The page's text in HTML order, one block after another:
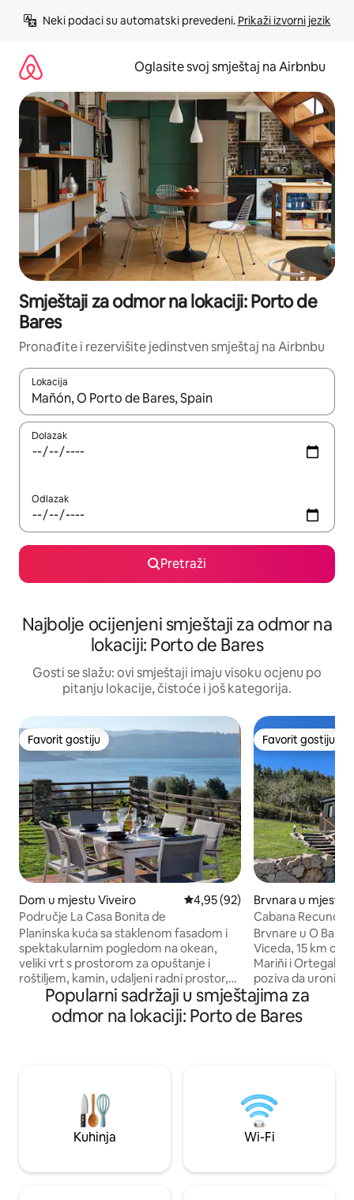
Neki podaci su automatski prevedeni. Prikaži izvorni jezik
Oglasite svoj smještaj na Airbnbu
Smještaji za odmor na lokaciji: Porto de
Bares
Pronađite i rezervišite jedinstven smještaj na Airbnbu
Lokacija
Kad rezultati budu dostupni, krećite se gore i dolje pomoću
Dolazak
Odlazak
Pretraži
Najbolje ocijenjeni smještaji za odmor na
lokaciji: Porto de Bares
Gosti se slažu: ovi smještaji imaju visoku ocjenu po
pitanju lokacije, čistoće i još kategorija.
Favorit gostiju
Favorit gostiju
Dom u mjestu Viveiro Prosječna ocjena: 4,95 od 5,
4,95 (92)
Područje La Casa Bonita de
Planinska kuća sa staklenom fasadom i
spektakularnim pogledom na okean,
veliki vrt s prostorom za opuštanje i
roštiljem, kamin, udaljeni radni prostor,
besplatan Wi-Fi... Prizemlje: velika
dnevna trpezarija, otvorena kuhinja s
ostrvom, vešeraj, kupatilo i izlaz u vrt koji
namještaj će biti dostupan samo u
mjesecima koje vremenski uslovi
dozvoljavaju)
Favorit gostiju
Favorit gostiju
Brvnara u mjestu
Cabana
Brvnare u O
Viceda, 15 km od
Mariñi i Ortegalu. Nekoliko stepenica vas
poziva da uronite
panoramskim
planine, Otvoreni prostor (dnevni
boravak – kuhinja
Fest i Mundo
što su Fuciño do
Estaca de Bares.
Popularni sadržaji u smještajima za
odmor na lokaciji: Porto de Bares
Kuhinja Wi-Fi